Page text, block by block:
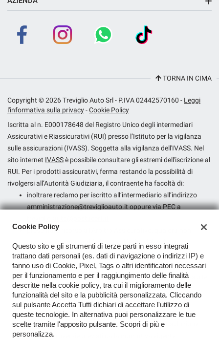
Contatti
TORNA IN CIMA
Copyright © 2026 Treviglio Auto Srl - P.IVA 02442570160 - Leggi
l'informativa sulla privacy-Cookie Policy
Iscritta al n. E000178648 del Registro Unico degli intermediari
Assicurativi e Riassicurativi (RUI) presso l’Istituto per la vigilanza
sulle assicurazioni (IVASS). Soggetta alla vigilanza dell'IVASS. Nel
sito internet IVASSè possibile consultare gli estremi dell'iscrizione al
RUI. Per i prodotti assicurativi, ferma restando la possibilità di
rivolgersi all’Autorità Giudiziaria, il contraente ha facoltà di:
inoltrare reclamo per iscritto all’intermediario all’indirizzo
amministrazione@treviglioauto.itoppure via PEC a
presentare ricorso all’Arbitro Assicurativo, qualora non
dovesse ritenersi soddisfatto dall’esito del reclamo
all’intermediario o in caso di assenza di riscontro entro il
termine di legge, tramite il portale disponibile sul sito internet
dello stesso (www.arbitroassicurativo.org), dove è possibile
consultare gli ulteriori requisiti di ammissibilità, le
informazioni relative alle modalità di presentazione del
ricorso e ogni altra indicazione utile;
avvalersi di altri eventuali sistemi alternativi di risoluzione
delle controversie previsti dalla normativa vigente.
Cookie Policy
Questo sito e gli strumenti di terze parti in esso integrati
trattano dati personali (es. dati di navigazione o indirizzi IP) e
fanno uso di Cookie, Pixel, Tags o altri identificatori necessari
per il funzionamento e per il raggiungimento delle finalità
descritte nella cookie policy, tra cui il miglioramento delle
funzionalità del sito e la pubblicità personalizzata. Cliccando
sul pulsante Accetta Tutti dichiari di accettare l'utilizzo di
queste tecnologie. In alternativa puoi personalizzare le tue
scelte tramite l'apposito pulsante. Scopri di più e
personalizza.